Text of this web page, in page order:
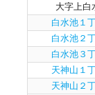
大字上白
白水池１
白水池２
白水池３
天神山１
天神山２